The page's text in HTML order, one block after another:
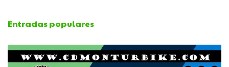
t
Entradas populares